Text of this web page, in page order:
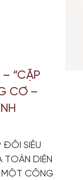
– “CẶP
CƠ –
ĐÔI SIÊU
TOÀN DIỆN
MỘT CÔNG